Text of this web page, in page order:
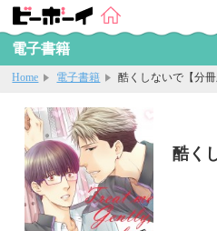
電子書籍
Home 電子書籍 酷くしないで【分冊
酷く